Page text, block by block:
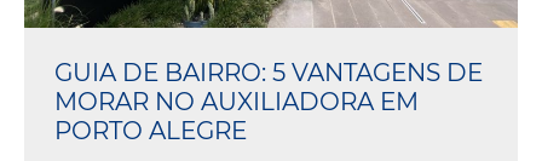
GUIA DE BAIRRO: 5 VANTAGENS DE
MORAR NO AUXILIADORA EM
PORTO ALEGRE